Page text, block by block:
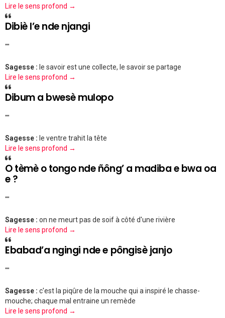
Lire le sens profond →
Dibiè l’e nde njangi
""
Sagesse : le savoir est une collecte, le savoir se partage
Lire le sens profond →
Dibum a bwesè mulopo
""
Sagesse : le ventre trahit la tête
Lire le sens profond →
O tèmè o tongo nde ñông’ a madiba e bwa oa
e ?
""
Sagesse : on ne meurt pas de soif à côté d'une rivière
Lire le sens profond →
Ebabad’a ngingi nde e pôngisè janjo
""
Sagesse : c'est la piqûre de la mouche qui a inspiré le chasse-
mouche; chaque mal entraine un remède
Lire le sens profond →